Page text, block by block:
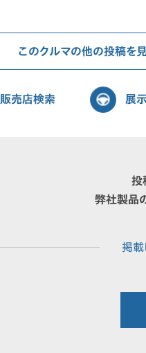
このクルマの他の投稿を
販売店検索 展
投
弊社製品